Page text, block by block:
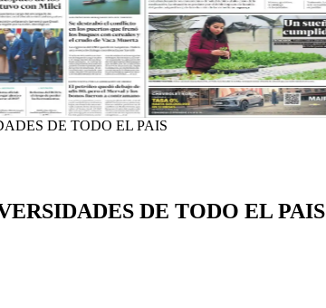
DE TODO EL PAIS
DE TODO EL PAIS